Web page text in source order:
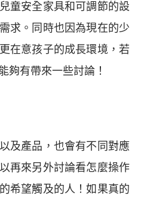
童安全家具和可調節的設
求。同時也因為現在的少
在意孩子的成長環境，若
夠有帶來一些討論！
及產品，也會有不同對應
再來另外討論看怎麼操作
希望觸及的人！如果真的